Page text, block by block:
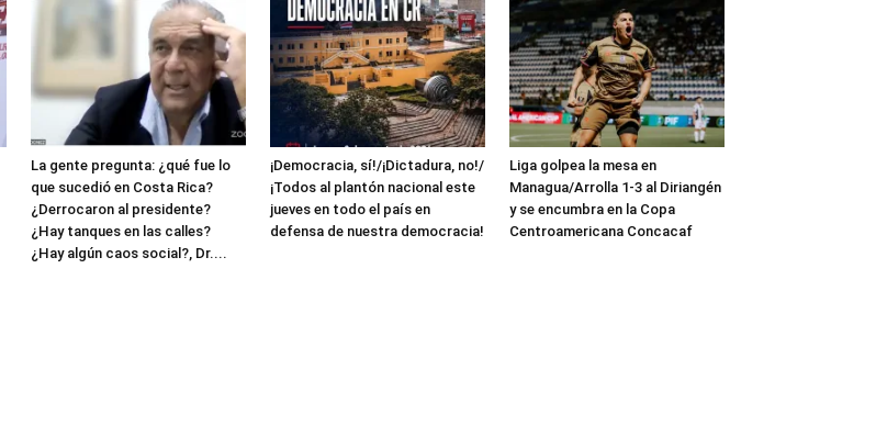
La gente pregunta: ¿qué fue lo
que sucedió en Costa Rica?
¿Derrocaron al presidente?
¿Hay tanques en las calles?
¿Hay algún caos social?, Dr....
¡Democracia, sí!/¡Dictadura, no!/
¡Todos al plantón nacional este
jueves en todo el país en
defensa de nuestra democracia!
Liga golpea la mesa en
Managua/Arrolla 1-3 al Diriangén
y se encumbra en la Copa
Centroamericana Concacaf